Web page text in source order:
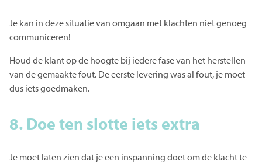
Je kan in deze situatie van omgaan met klachten niet genoeg
communiceren!
Houd de klant op de hoogte bij iedere fase van het herstellen
van de gemaakte fout. De eerste levering was al fout, je moet
dus iets goedmaken.
8. Doe ten slotte iets extra
Je moet laten zien dat je een inspanning doet om de klacht te